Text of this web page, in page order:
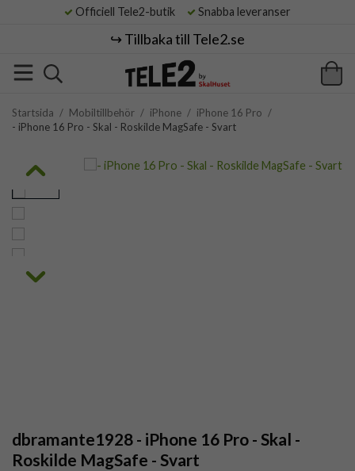
Officiell Tele2-butik Snabba leveranser
↪️ Tillbaka till Tele2.se
Startsida / Mobiltillbehör / iPhone / iPhone 16 Pro /
- iPhone 16 Pro - Skal - Roskilde MagSafe - Svart
dbramante1928 - iPhone 16 Pro - Skal -
Roskilde MagSafe - Svart